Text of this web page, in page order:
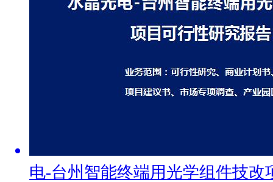
电-台州智能终端用光学组件技改